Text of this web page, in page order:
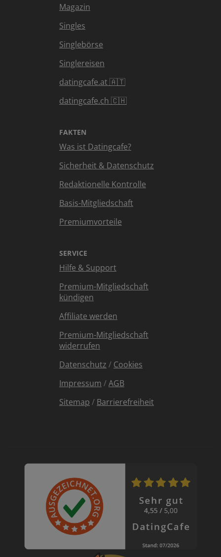
Magazin
Singles
Singlebörse
Singlereisen
datingcafe.at 🇦🇹
datingcafe.ch 🇨🇭
FAKTEN
Was ist Datingcafe?
Sicherheit & Datenschutz
Redaktionelle Kontrolle
Basis-Mitgliedschaft
Premiumvorteile
SERVICE
Hilfe & Support
Premium-Mitgliedschaft
kündigen
Affiliate werden
Premium-Mitgliedschaft
widerrufen
Datenschutz / Cookies
Impressum /AGB
Sitemap / Barrierefreiheit